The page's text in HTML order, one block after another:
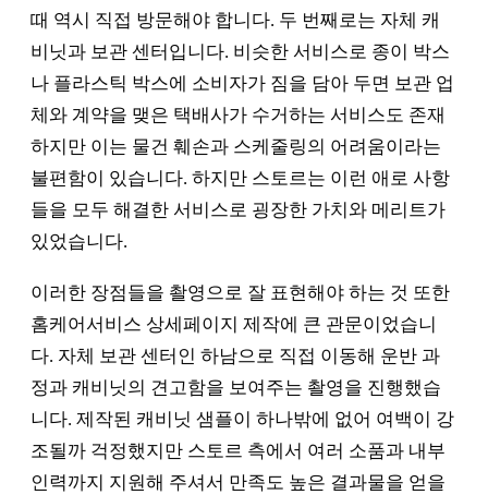
때 역시 직접 방문해야 합니다. 두 번째로는 자체 캐
비닛과 보관 센터입니다. 비슷한 서비스로 종이 박스
나 플라스틱 박스에 소비자가 짐을 담아 두면 보관 업
체와 계약을 맺은 택배사가 수거하는 서비스도 존재
하지만 이는 물건 훼손과 스케줄링의 어려움이라는
불편함이 있습니다. 하지만 스토르는 이런 애로 사항
들을 모두 해결한 서비스로 굉장한 가치와 메리트가
있었습니다.
이러한 장점들을 촬영으로 잘 표현해야 하는 것 또한
홈케어서비스 상세페이지 제작에 큰 관문이었습니
다. 자체 보관 센터인 하남으로 직접 이동해 운반 과
정과 캐비닛의 견고함을 보여주는 촬영을 진행했습
니다. 제작된 캐비닛 샘플이 하나밖에 없어 여백이 강
조될까 걱정했지만 스토르 측에서 여러 소품과 내부
인력까지 지원해 주셔서 만족도 높은 결과물을 얻을